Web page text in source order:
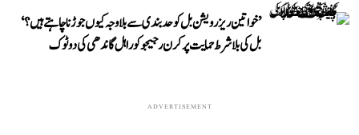
’خواتین ریزرویشن بل کو حدبندی سے بلا وجہ کیوں جوڑنا چاہتے ہیں؟‘
بل کی بلا شرط حمایت پر کرن رجیجو کو راہل گاندھی کی دوٹوک
ADVERTISEMENT